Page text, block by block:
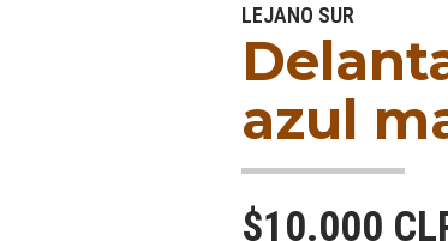
LEJANO SUR
azul
$10.000